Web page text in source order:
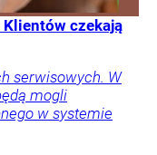
czekają
serwisowych. W
mogli
w systemie